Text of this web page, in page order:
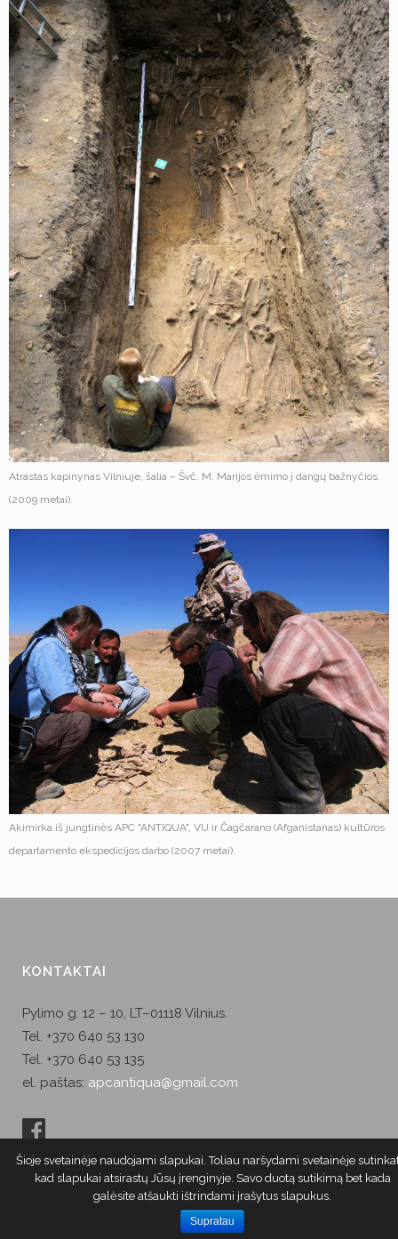
Atrastas kapinynas Vilniuje, šalia – Švč. M. Marijos ėmimo į dangų bažnyčios.
(2009 metai).
Akimirka iš jungtinės APC "ANTIQUA", VU ir Čagčarano (Afganistanas) kultūros
departamento ekspedicijos darbo (2007 metai).
KONTAKTAI
Pylimo g. 12 – 10, LT–01118 Vilnius.
Tel. +370 640 53 130
Tel. +370 640 53 135
el. paštas: apcantiqua@gmail.com
© apcantiqua.lt, Visos teisės saugomos
Šioje svetainėje naudojami slapukai. Toliau naršydami svetainėje
kad slapukai atsirastų Jūsų įrenginyje. Savo duotą sutikimą bet kada
galėsite atšaukti ištrindami įrašytus slapukus.
Supratau